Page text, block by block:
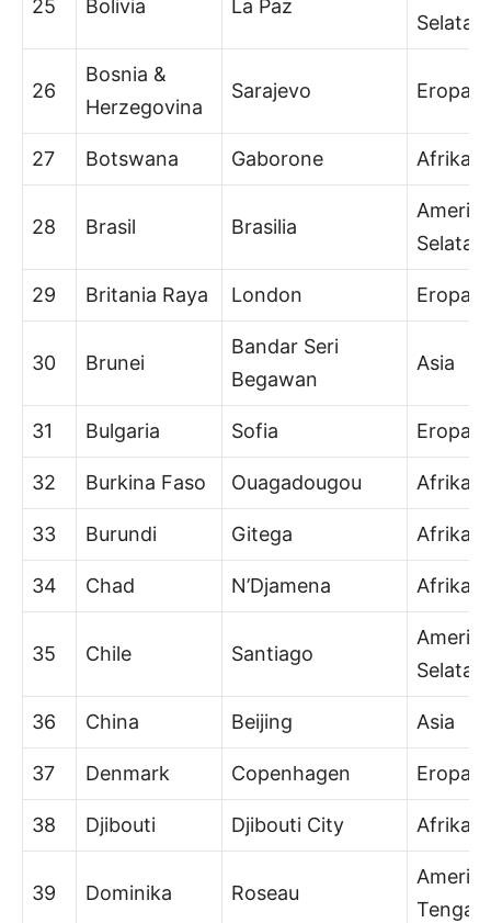
25 Bolivia La Paz
Selatan
26
Bosnia &
Herzegovina
Sarajevo Eropa
27 Botswana Gaborone Afrika
28 Brasil Brasilia
Amerika
Selatan
29 Britania Raya London Eropa
30 Brunei
Bandar Seri
Begawan
Asia
31 Bulgaria Sofia Eropa
32 Burkina Faso Ouagadougou Afrika
33 Burundi Gitega Afrika
34 Chad N’Djamena Afrika
35 Chile Santiago
Amerika
Selatan
36 China Beijing Asia
37 Denmark Copenhagen Eropa
38 Djibouti Djibouti City Afrika
39 Dominika Roseau
Amerika
Tengah